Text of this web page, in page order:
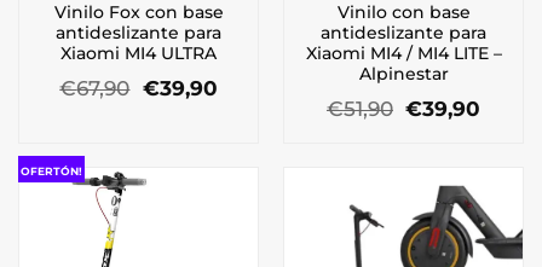
Vinilo Fox con base
antideslizante para
Xiaomi MI4 ULTRA
€67,90 El
precio
€39,90El
Vinilo con base
antideslizante para
Xiaomi MI4 / MI4 LITE –
Alpinestar
€51,90 El
precio
€51,90.
€39,90
OFERTÓN!